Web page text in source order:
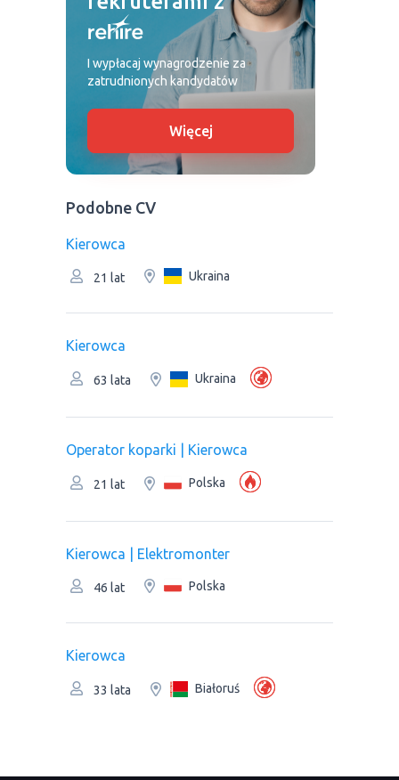
I wypłacaj wynagrodzenie za
zatrudnionych kandydatów
Więcej
Podobne CV
Kierowca
21 lat Ukraina
Kierowca
63 lata Ukraina
Operator koparki | Kierowca
21 lat Polska
Kierowca | Elektromonter
46 lat Polska
Kierowca
33 lata Białoruś